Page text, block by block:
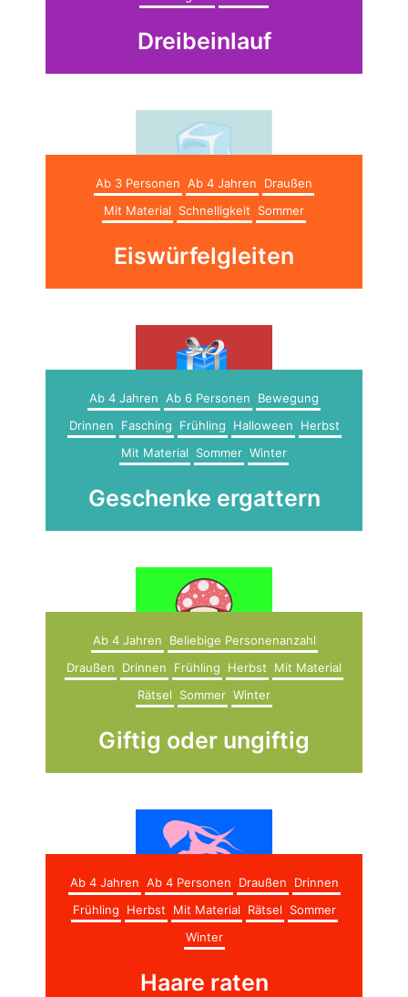
Dreibeinlauf
Ab 3 Personen Ab 4 Jahren
Draußen
Mit Material
Schnelligkeit Sommer
Eiswürfelgleiten
Ab 4 Jahren Ab 6 Personen
Bewegung
Drinnen
Fasching Frühling Halloween
Herbst
Mit Material
Sommer Winter
Geschenke ergattern
Ab 4 Jahren
Beliebige Personenanzahl
Draußen
Drinnen Frühling Herbst
Mit Material
Rätsel
Sommer Winter
Giftig oder ungiftig
Ab 4 Jahren Ab 4 Personen Draußen
Drinnen
Frühling
Herbst Mit Material Rätsel
Sommer
Winter
Haare raten